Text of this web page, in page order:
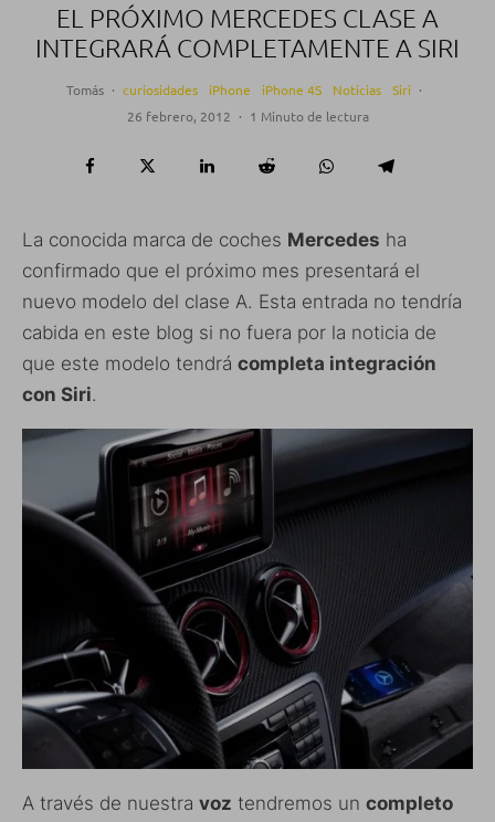
EL PRÓXIMO MERCEDES CLASE A
INTEGRARÁ COMPLETAMENTE A SIRI
Tomás · curiosidades iPhone iPhone 4S Noticias Siri ·
26 febrero, 2012 · 1 Minuto de lectura
La conocida marca de coches Mercedes ha
confirmado que el próximo mes presentará el
nuevo modelo del clase A. Esta entrada no tendría
cabida en este blog si no fuera por la noticia de
que este modelo tendrá completa integración
con Siri.
A través de nuestra voz tendremos un completo